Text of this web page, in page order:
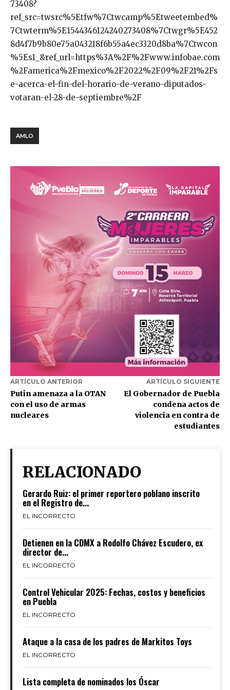
73408?
ref_src=twsrc%5Etfw%7Ctwcamp%5Etweetembed%
7Ctwterm%5E1544346124240273408%7Ctwgr%5E452
8d4f7b9b80e75a043218f6b55a4ec3320d8ba%7Ctwcon
%5Es1_&ref_url=https%3A%2F%2Fwww.infobae.com
%2Famerica%2Fmexico%2F2022%2F09%2F21%2Fs
e-acerca-el-fin-del-horario-de-verano-diputados-
votaran-el-28-de-septiembre%2F
AMLO
ARTÍCULO ANTERIOR
Putin amenaza a la OTAN
con el uso de armas
nucleares
ARTÍCULO SIGUIENTE
El Gobernador de Puebla
condena actos de
violencia en contra de
estudiantes
RELACIONADO
Gerardo Ruiz: el primer reportero poblano inscrito
en el Registro de...
EL INCORRECTO
Detienen en la CDMX a Rodolfo Chávez Escudero, ex
director de...
EL INCORRECTO
Control Vehicular 2025: Fechas, costos y beneficios
en Puebla
EL INCORRECTO
Ataque a la casa de los padres de Markitos Toys
EL INCORRECTO
Lista completa de nominados los Óscar